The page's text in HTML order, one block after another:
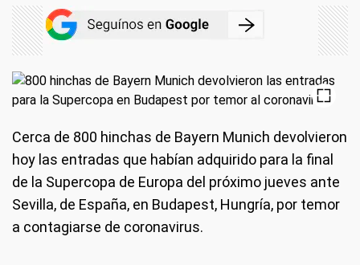
Cerca de 800 hinchas de Bayern Munich devolvieron
hoy las entradas que habían adquirido para la final
de la Supercopa de Europa del próximo jueves ante
Sevilla, de España, en Budapest, Hungría, por temor
a contagiarse de coronavirus.